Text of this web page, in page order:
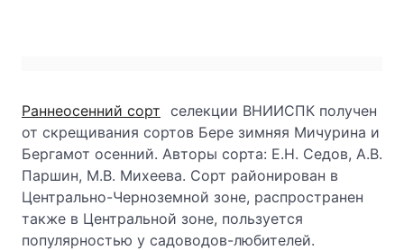
Раннеосенний сорт селекции ВНИИСПК получен
от скрещивания сортов Бере зимняя Мичурина и
Бергамот осенний. Авторы сорта: Е.Н. Седов, А.В.
Паршин, М.В. Михеева. Сорт районирован в
Центрально-Черноземной зоне, распространен
также в Центральной зоне, пользуется
популярностью у садоводов-любителей.